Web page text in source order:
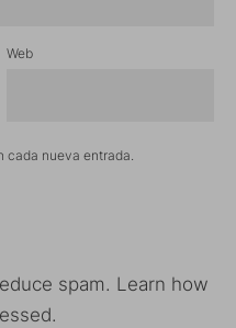
Web
cada nueva entrada.
spam. Learn how